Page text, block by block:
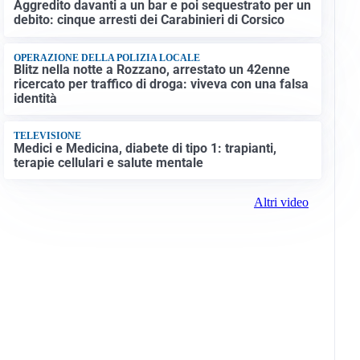
Aggredito davanti a un bar e poi sequestrato per un
debito: cinque arresti dei Carabinieri di Corsico
OPERAZIONE DELLA POLIZIA LOCALE
Blitz nella notte a Rozzano, arrestato un 42enne
ricercato per traffico di droga: viveva con una falsa
identità
TELEVISIONE
Medici e Medicina, diabete di tipo 1: trapianti,
terapie cellulari e salute mentale
Altri video